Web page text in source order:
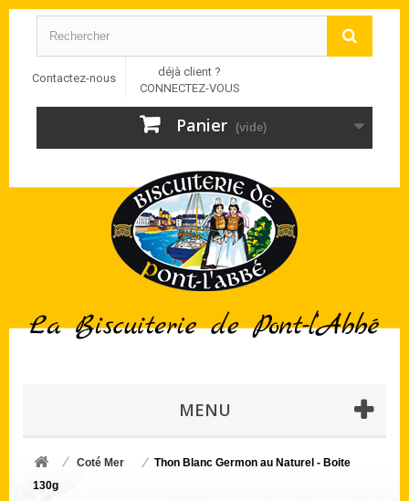
Contactez-nous
déjà client ?
CONNECTEZ-VOUS
Panier (vide)
MENU
Coté Mer
Thon Blanc Germon au Naturel - Boite
130g